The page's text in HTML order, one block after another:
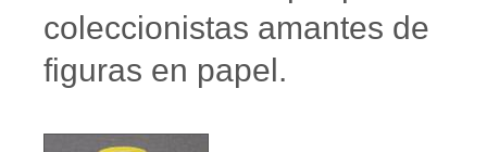
coleccionistas amantes de
figuras en papel.